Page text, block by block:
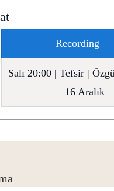
Recording
Salı 20:00 | Tefsir |
16 Aralık